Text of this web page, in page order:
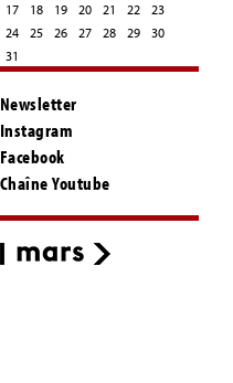
17
18 19 20 21 22
23
24
25 26 27 28 29
30
31
Newsletter
Instagram
Facebook
Chaîne Youtube